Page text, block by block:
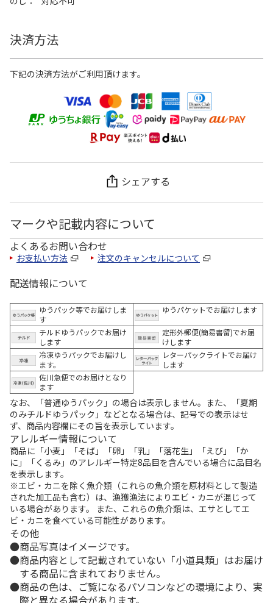
決済方法
下記の決済方法がご利用頂けます。
シェアする
マークや記載内容について
よくあるお問い合わせ
お支払い方法 注文のキャンセルについて
配送情報について
ゆうパック等でお届けしま
す
ゆうパケットでお届けします
チルドゆうパックでお届け
します
定形外郵便(簡易書留)でお届
けします
冷凍ゆうパックでお届けし
ます。
レターパックライトでお届け
します
佐川急便でのお届けとなり
ます
なお、「普通ゆうパック」の場合は表示しません。また、「夏期
のみチルドゆうパック」などとなる場合は、記号での表示はせ
ず、商品内容欄にその旨を表示しています。
アレルギー情報について
商品に「小麦」「そば」「卵」「乳」「落花生」「えび」「か
に」「くるみ」のアレルギー特定8品目を含んでいる場合に品目名
を表示します。
※エビ・カニを除く魚介類（これらの魚介類を原材料として製造
された加工品も含む）は、漁獲漁法によりエビ・カニが混じって
いる場合があります。 また、これらの魚介類は、エサとしてエ
ビ・カニを食べている可能性があります。
その他
商品写真はイメージです。
商品内容として記載されていない「小道具類」はお届け
する商品に含まれておりません。
商品の色は、ご覧になるパソコンなどの環境により、実
際と異なる場合があります。